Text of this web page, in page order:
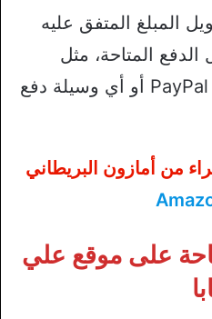
المبلغ المتفق عليه
المتاحة، مثل
Western Union أو PayPal أو أي وسيلة دفع
من أمازون البريطاني
على موقع علي